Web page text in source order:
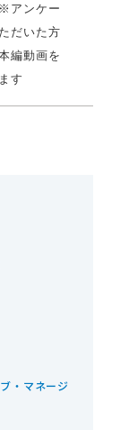
アンケー
だいた方
編動画を
す
・マネージ